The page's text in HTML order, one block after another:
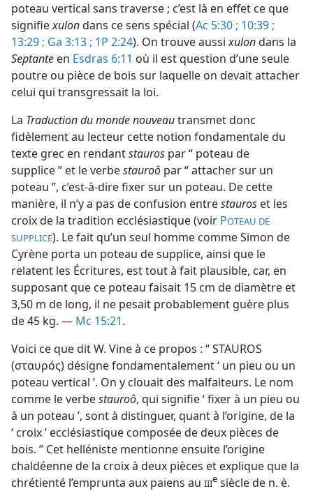
poteau vertical sans traverse ; c’est là en effet ce que
signifiexulondans ce sens spécial (Ac 5:30 ; 10:39 ;
13:29 ; Ga 3:13 ; 1P 2:24). On trouve aussixulondans la
Septante en Esdras 6:11 où il est question d’une seule
poutre ou pièce de bois sur laquelle on devait attacher
celui qui transgressait la loi.
La Traduction du monde nouveautransmet donc
fidèlement au lecteur cette notion fondamentale du
texte grec en rendantstauros par “ poteau de
supplice ” et le verbestauroô par “ attacher sur un
poteau ”, c’est-à-dire fixer sur un poteau. De cette
manière, il n’y a pas de confusion entrestauros et les
croix de la tradition ecclésiastique (voir POTEAU DE
SUPPLICE). Le fait qu’un seul homme comme Simon de
Cyrène porta un poteau de supplice, ainsi que le
relatent les Écritures, est tout à fait plausible, car, en
supposant que ce poteau faisait 15 cm de diamètre et
3,50 m de long, il ne pesait probablement guère plus
de 45 kg. — Mc 15:21.
Voici ce que dit W. Vine à ce propos : “ STAUROS
(σταυρός) désigne fondamentalement ‘ un pieu ou un
poteau vertical ’. On y clouait des malfaiteurs. Le nom
comme le verbestauroô, qui signifie ‘ fixer à un pieu ou
à un poteau ’, sont à distinguer, quant à l’origine, de la
‘ croix ’ ecclésiastique composée de deux pièces de
bois. ” Cet helléniste mentionne ensuite l’origine
chaldéenne de la croix à deux pièces et explique que la
chrétienté l’emprunta aux païens au IIIe siècle de n. è.